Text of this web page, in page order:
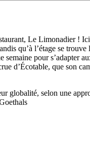
Le Limonadier !
qu’à l’étage se
pour s’adapter
d’Écotable, que son
globalité, selon une